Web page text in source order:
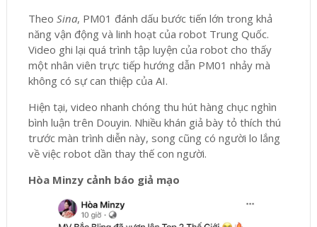
Theo Sina, PM01 đánh dấu bước tiến lớn trong khả
năng vận động và linh hoạt của robot Trung Quốc.
Video ghi lại quá trình tập luyện của robot cho thấy
một nhân viên trực tiếp hướng dẫn PM01 nhảy mà
không có sự can thiệp của AI.
Hiện tại, video nhanh chóng thu hút hàng chục nghìn
bình luận trên Douyin. Nhiều khán giả bày tỏ thích thú
trước màn trình diễn này, song cũng có người lo lắng
về việc robot dần thay thế con người.
Hòa Minzy cảnh báo giả mạo